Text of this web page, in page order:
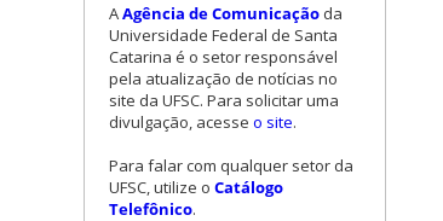
AAgência de Comunicação da
Universidade Federal de Santa
Catarina é o setor responsável
pela atualização de notícias no
site da UFSC. Para solicitar uma
divulgação, acesse o site.
Para falar com qualquer setor da
UFSC, utilize o Catálogo
Telefônico.